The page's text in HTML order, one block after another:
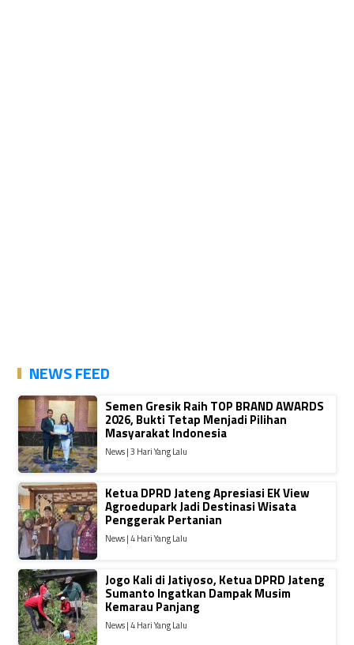
NEWS FEED
Semen Gresik Raih TOP BRAND AWARDS
2026, Bukti Tetap Menjadi Pilihan
Masyarakat Indonesia
News | 3 Hari Yang Lalu
Ketua DPRD Jateng Apresiasi EK View
Agroedupark Jadi Destinasi Wisata
Penggerak Pertanian
News | 4 Hari Yang Lalu
Jogo Kali di Jatiyoso, Ketua DPRD Jateng
Sumanto Ingatkan Dampak Musim
Kemarau Panjang
News | 4 Hari Yang Lalu